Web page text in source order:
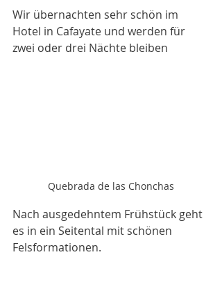
Wir übernachten sehr schön im
Hotel in Cafayate und werden für
zwei oder drei Nächte bleiben
Quebrada de las Chonchas
Nach ausgedehntem Frühstück geht
es in ein Seitental mit schönen
Felsformationen.